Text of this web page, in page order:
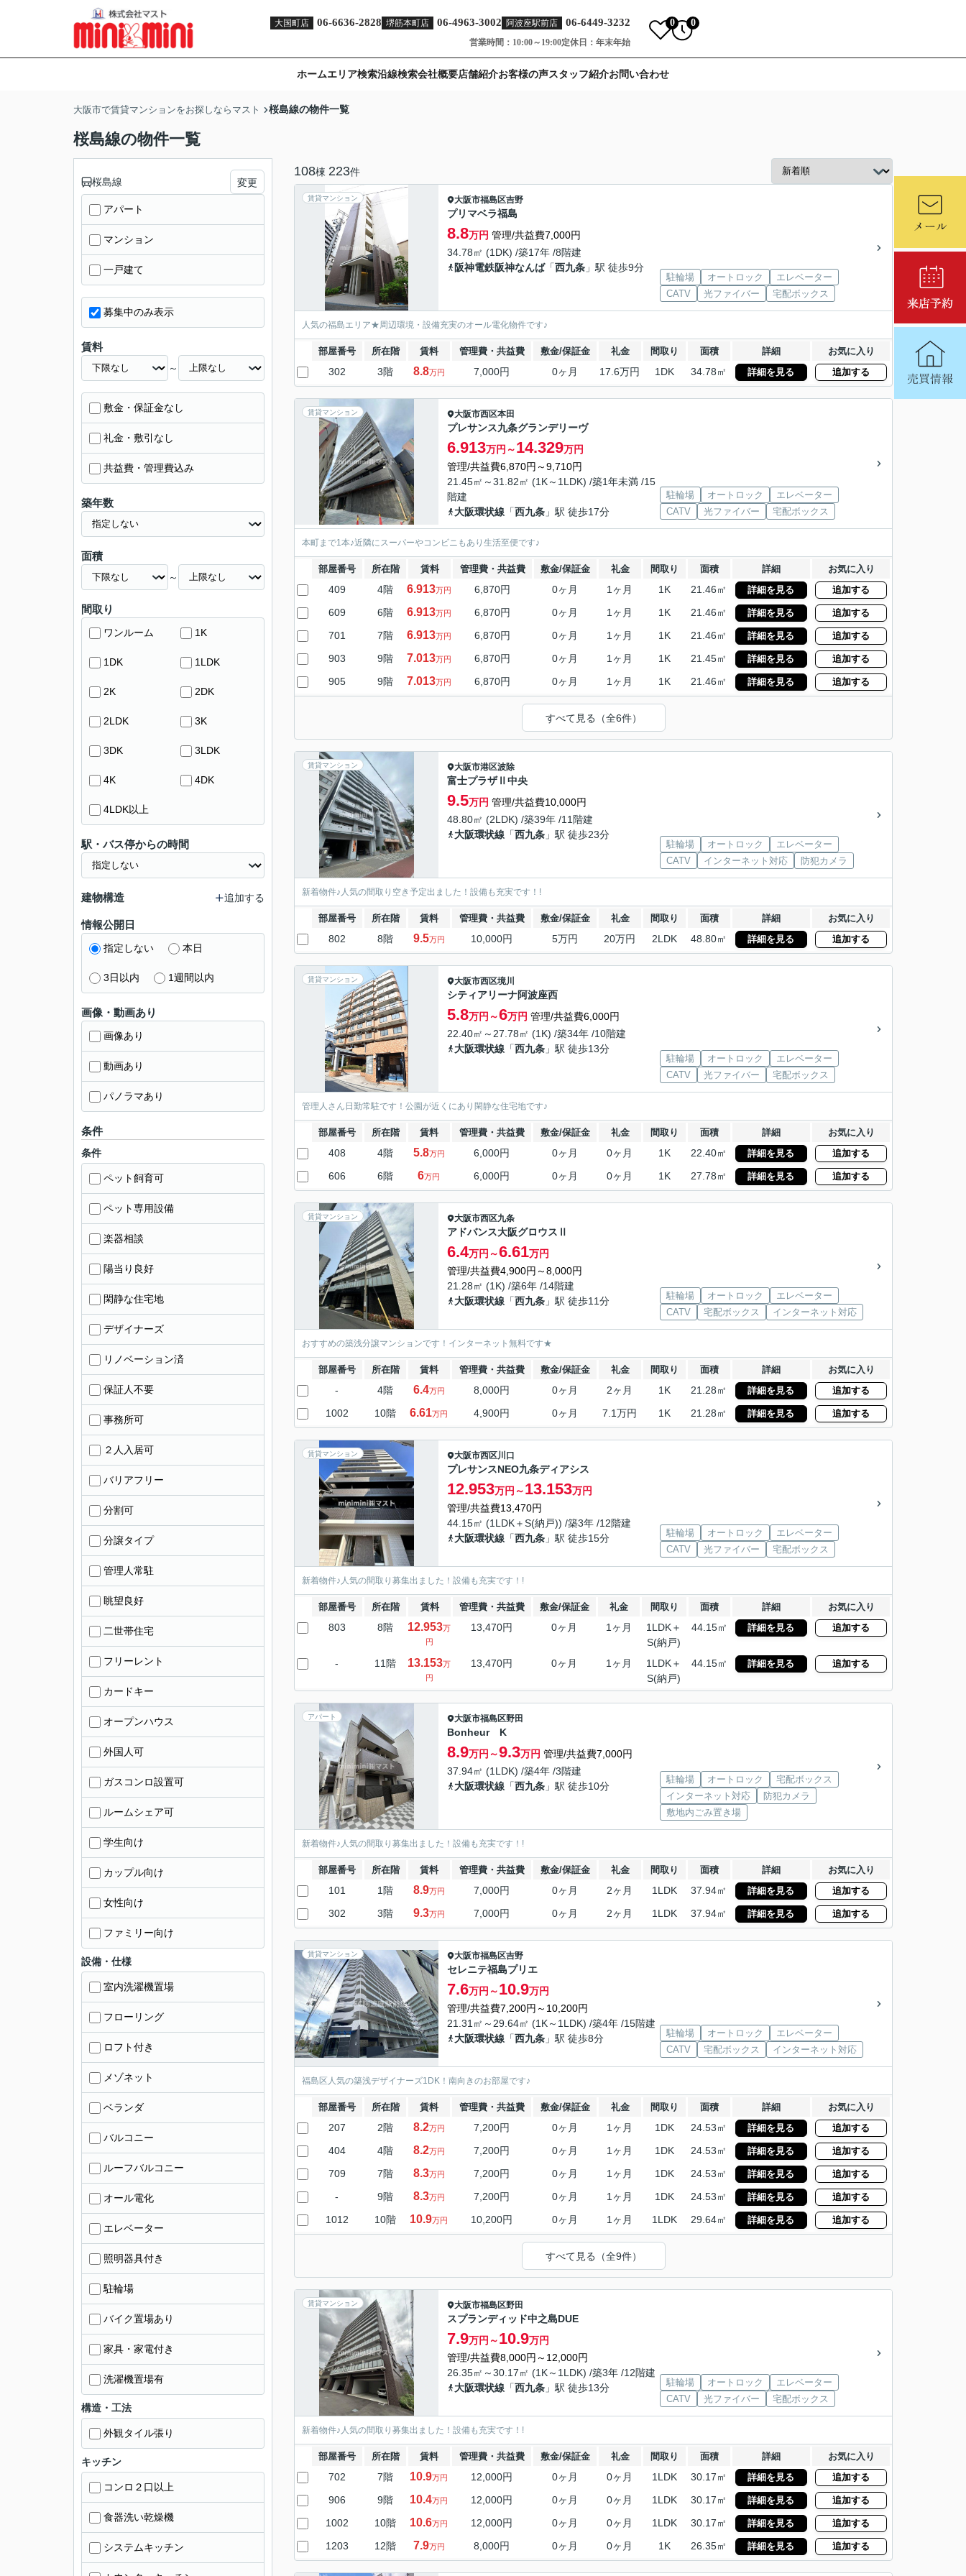
大国町店 06-6636-2828 堺筋本町店 06-4963-3002 阿波座駅前店 06-6449-3232
営業時間：10:00～19:00定休日：年末年始
0 0
ホームエリア検索沿線検索会社概要店舗紹介お客様の声スタッフ紹介お問い合わせ
大阪市で賃貸マンションをお探しならマスト 桜島線の物件一覧
桜島線の物件一覧
108棟 223件
賃貸マンション 大阪市福島区吉野
プリマベラ福島
8.8万円 管理/共益費7,000円
34.78㎡ (1DK) /築17年 /8階建
阪神電鉄阪神なんば「西九条 」駅 徒歩9分
駐輪場 オートロック
エレベーター
CATV
光ファイバー 宅配ボックス
人気の福島エリア★周辺環境・設備充実のオール電化物件です♪
部屋番号 所在階 賃料 管理費・共益費 敷金/保証金 礼金 間取り 面積 詳細 お気に入り
302 3階 8.8万円 7,000円 0ヶ月 17.6万円 1DK 34.78㎡ 詳細を見る 追加する
賃貸マンション 大阪市西区本田
プレサンス九条グランデリーヴ
6.913万円～14.329万円
管理/共益費6,870円～9,710円
21.45㎡～31.82㎡ (1K～1LDK) /築1年未満 /15
階建
大阪環状線 「西九条 」駅 徒歩17分
駐輪場 オートロック
エレベーター
CATV
光ファイバー 宅配ボックス
本町まで1本♪近隣にスーパーやコンビニもあり生活至便です♪
部屋番号 所在階 賃料 管理費・共益費 敷金/保証金 礼金 間取り 面積 詳細 お気に入り
409 4階 6.913万円 6,870円 0ヶ月 1ヶ月 1K 21.46㎡ 詳細を見る 追加する
609 6階 6.913万円 6,870円 0ヶ月 1ヶ月 1K 21.46㎡ 詳細を見る 追加する
701 7階 6.913万円 6,870円 0ヶ月 1ヶ月 1K 21.46㎡ 詳細を見る 追加する
903 9階 7.013万円 6,870円 0ヶ月 1ヶ月 1K 21.45㎡ 詳細を見る 追加する
905 9階 7.013万円 6,870円 0ヶ月 1ヶ月 1K 21.46㎡ 詳細を見る 追加する
すべて見る（全6件）
賃貸マンション 大阪市港区波除
富士プラザⅡ中央
9.5万円 管理/共益費10,000円
48.80㎡ (2LDK) /築39年 /11階建
大阪環状線 「西九条 」駅 徒歩23分
駐輪場 オートロック
エレベーター
CATV
インターネット対応 防犯カメラ
新着物件♪人気の間取り空き予定出ました！設備も充実です！!
部屋番号 所在階 賃料 管理費・共益費 敷金/保証金 礼金 間取り 面積 詳細 お気に入り
802 8階 9.5万円 10,000円 5万円 20万円 2LDK 48.80㎡ 詳細を見る 追加する
賃貸マンション 大阪市西区境川
シティアリーナ阿波座西
5.8万円～6万円 管理/共益費6,000円
22.40㎡～27.78㎡ (1K) /築34年 /10階建
大阪環状線 「西九条 」駅 徒歩13分
駐輪場 オートロック
エレベーター
CATV
光ファイバー 宅配ボックス
管理人さん日勤常駐です！公園が近くにあり閑静な住宅地です♪
部屋番号 所在階 賃料 管理費・共益費 敷金/保証金 礼金 間取り 面積 詳細 お気に入り
408 4階 5.8万円 6,000円 0ヶ月 0ヶ月 1K 22.40㎡ 詳細を見る 追加する
606 6階 6万円 6,000円 0ヶ月 0ヶ月 1K 27.78㎡ 詳細を見る 追加する
賃貸マンション 大阪市西区九条
アドバンス大阪グロウスⅡ
6.4万円～6.61万円
管理/共益費4,900円～8,000円
21.28㎡ (1K) /築6年 /14階建
大阪環状線 「西九条 」駅 徒歩11分 駐輪場 オートロック
エレベーター
CATV
宅配ボックス インターネット対応
おすすめの築浅分譲マンションです！インターネット無料です★
部屋番号 所在階 賃料 管理費・共益費 敷金/保証金 礼金 間取り 面積 詳細 お気に入り
- 4階 6.4万円 8,000円 0ヶ月 2ヶ月 1K 21.28㎡ 詳細を見る 追加する
1002 10階 6.61万円 4,900円 0ヶ月 7.1万円 1K 21.28㎡ 詳細を見る 追加する
賃貸マンション 大阪市西区川口
プレサンスNEO九条ディアシス
12.953万円～13.153万円
管理/共益費13,470円
44.15㎡ (1LDK＋S(納戸)) /築3年 /12階建
大阪環状線 「西九条 」駅 徒歩15分 駐輪場 オートロック
エレベーター
CATV
光ファイバー 宅配ボックス
新着物件♪人気の間取り募集出ました！設備も充実です！!
部屋番号 所在階 賃料 管理費・共益費 敷金/保証金 礼金 間取り 面積 詳細 お気に入り
803 8階 12.953万
円
13,470円 0ヶ月 1ヶ月
1LDK＋
S(納戸)
44.15㎡ 詳細を見る 追加する
- 11階 13.153万
円
13,470円 0ヶ月 1ヶ月
1LDK＋
S(納戸)
44.15㎡ 詳細を見る 追加する
アパート 大阪市福島区野田
Bonheur K
8.9万円～9.3万円 管理/共益費7,000円
37.94㎡ (1LDK) /築4年 /3階建
大阪環状線 「西九条 」駅 徒歩10分
駐輪場 オートロック
宅配ボックス
インターネット対応
防犯カメラ
敷地内ごみ置き場
新着物件♪人気の間取り募集出ました！設備も充実です！!
部屋番号 所在階 賃料 管理費・共益費 敷金/保証金 礼金 間取り 面積 詳細 お気に入り
101 1階 8.9万円 7,000円 0ヶ月 2ヶ月 1LDK 37.94㎡ 詳細を見る 追加する
302 3階 9.3万円 7,000円 0ヶ月 2ヶ月 1LDK 37.94㎡ 詳細を見る 追加する
賃貸マンション 大阪市福島区吉野
セレニテ福島プリエ
7.6万円～10.9万円
管理/共益費7,200円～10,200円
21.31㎡～29.64㎡ (1K～1LDK) /築4年 /15階建
大阪環状線 「西九条 」駅 徒歩8分 駐輪場 オートロック
エレベーター
CATV
宅配ボックス インターネット対応
福島区人気の築浅デザイナーズ1DK！南向きのお部屋です♪
部屋番号 所在階 賃料 管理費・共益費 敷金/保証金 礼金 間取り 面積 詳細 お気に入り
207 2階 8.2万円 7,200円 0ヶ月 1ヶ月 1DK 24.53㎡ 詳細を見る 追加する
404 4階 8.2万円 7,200円 0ヶ月 1ヶ月 1DK 24.53㎡ 詳細を見る 追加する
709 7階 8.3万円 7,200円 0ヶ月 1ヶ月 1DK 24.53㎡ 詳細を見る 追加する
- 9階 8.3万円 7,200円 0ヶ月 1ヶ月 1DK 24.53㎡ 詳細を見る 追加する
1012 10階 10.9万円 10,200円 0ヶ月 1ヶ月 1LDK 29.64㎡ 詳細を見る 追加する
すべて見る（全9件）
賃貸マンション 大阪市福島区野田
スプランディッド中之島DUE
7.9万円～10.9万円
管理/共益費8,000円～12,000円
26.35㎡～30.17㎡ (1K～1LDK) /築3年 /12階建
大阪環状線 「西九条 」駅 徒歩13分 駐輪場 オートロック
エレベーター
CATV
光ファイバー 宅配ボックス
新着物件♪人気の間取り募集出ました！設備も充実です！!
部屋番号 所在階 賃料 管理費・共益費 敷金/保証金 礼金 間取り 面積 詳細 お気に入り
702 7階 10.9万円 12,000円 0ヶ月 0ヶ月 1LDK 30.17㎡ 詳細を見る 追加する
906 9階 10.4万円 12,000円 0ヶ月 0ヶ月 1LDK 30.17㎡ 詳細を見る 追加する
1002 10階 10.6万円 12,000円 0ヶ月 0ヶ月 1LDK 30.17㎡ 詳細を見る 追加する
1203 12階 7.9万円 8,000円 0ヶ月 0ヶ月 1K 26.35㎡ 詳細を見る 追加する
桜島線 変更
アパート
マンション
一戸建て
募集中のみ表示
賃料
～
敷金・保証金なし
礼金・敷引なし
共益費・管理費込み
築年数
面積
～
間取り
ワンルーム 1K
1DK 1LDK
2K 2DK
2LDK 3K
3DK 3LDK
4K 4DK
4LDK以上
駅・バス停からの時間
建物構造 追加する
情報公開日
指定しない 本日
3日以内 1週間以内
画像・動画あり
画像あり
動画あり
パノラマあり
条件
条件
ペット飼育可
ペット専用設備
楽器相談
陽当り良好
閑静な住宅地
デザイナーズ
リノベーション済
保証人不要
事務所可
２人入居可
バリアフリー
分割可
分譲タイプ
管理人常駐
眺望良好
二世帯住宅
フリーレント
カードキー
オープンハウス
外国人可
ガスコンロ設置可
ルームシェア可
学生向け
カップル向け
女性向け
ファミリー向け
設備・仕様
室内洗濯機置場
フローリング
ロフト付き
メゾネット
ベランダ
バルコニー
ルーフバルコニー
オール電化
エレベーター
照明器具付き
駐輪場
バイク置場あり
家具・家電付き
洗濯機置場有
構造・工法
外観タイル張り
キッチン
コンロ２口以上
食器洗い乾燥機
システムキッチン